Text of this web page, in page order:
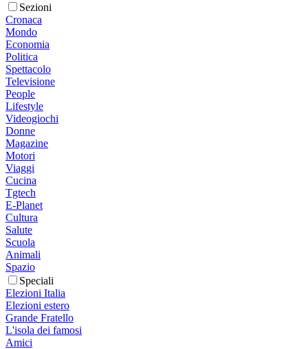
Sezioni
Cronaca
Mondo
Economia
Politica
Spettacolo
Televisione
People
Lifestyle
Videogiochi
Donne
Magazine
Motori
Viaggi
Cucina
Tgtech
E-Planet
Cultura
Salute
Scuola
Animali
Spazio
Speciali
Elezioni Italia
Elezioni estero
Grande Fratello
L'isola dei famosi
Amici